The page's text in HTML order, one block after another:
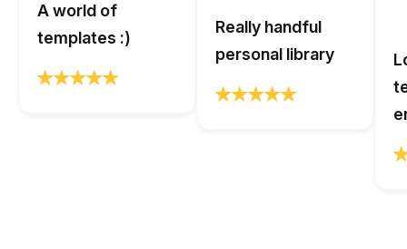
A world of
templates :)
Really handful
personal library